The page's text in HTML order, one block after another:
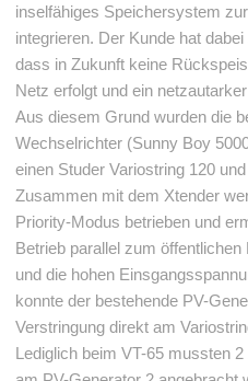
inselfähiges Speichersystem
integrieren. Der Kunde hat
dass in Zukunft keine
Netz erfolgt und ein
Aus diesem Grund wurden die
Wechselrichter (Sunny Boy
einen Studer Variostring 120
Zusammen mit dem Xtender
Priority-Modus betrieben und
Betrieb parallel zum
und die hohen
konnte der bestehende PV-
Verstringung direkt am
Lediglich beim VT-65 mussten